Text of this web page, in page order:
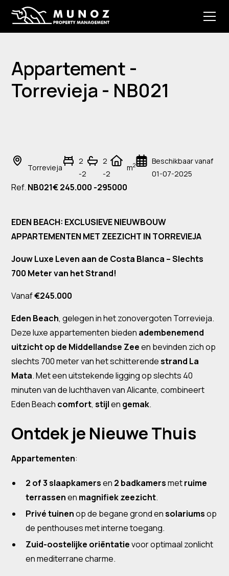
Appartement -
Torrevieja - NB021
Torrevieja
2
-2
2
-2
m2
Beschikbaar vanaf
01-07-2025
Ref. NB021€ 245.000 -295000
EDEN BEACH: EXCLUSIEVE NIEUWBOUW
APPARTEMENTEN MET ZEEZICHT IN TORREVIEJA
Jouw Luxe Leven aan de Costa Blanca – Slechts
700 Meter van het Strand!
Vanaf€245.000
Eden Beach, gelegen in het zonovergoten Torrevieja.
Deze luxe appartementen bieden adembenemend
uitzicht op de Middellandse Zeeen bevinden zich op
slechts 700 meter van het schitterendestrand La
Mata. Met een uitstekende ligging op slechts 40
minuten van de luchthaven van Alicante, combineert
Eden Beach comfort,stijlen gemak.
Ontdek je Nieuwe Thuis
Appartementen:
2 of 3 slaapkamersen 2 badkamersmetruime
terrassenen magnifiek zeezicht.
Privé tuinenop de begane grond ensolariumsop
de penthouses met interne toegang.
Zuid-oostelijke oriëntatievoor optimaal zonlicht
en mediterrane charme.